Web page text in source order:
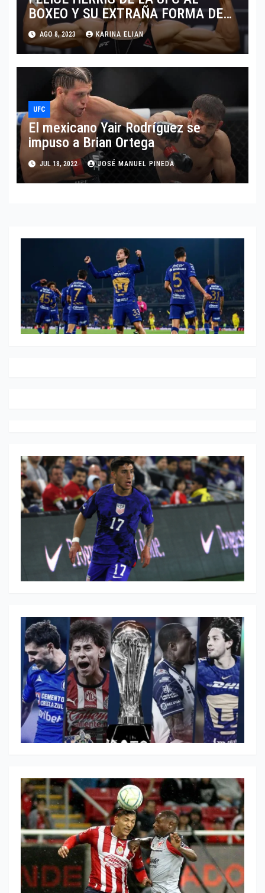
BOXEO Y SU EXTRAÑA FORMA DE
VENDER CONTENIDO EN OF
AGO 8, 2023 KARINA ELIAN
UFC
El mexicano Yair Rodríguez se
impuso a Brian Ortega
JUL 18, 2022 JOSÉ MANUEL PINEDA